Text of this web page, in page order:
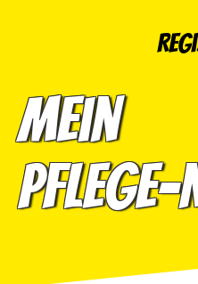
Mein
Pflege-